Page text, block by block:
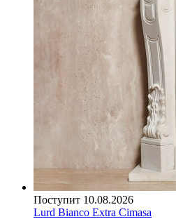
Поступит 10.08.2026
Lurd Bianco Extra Cimasa